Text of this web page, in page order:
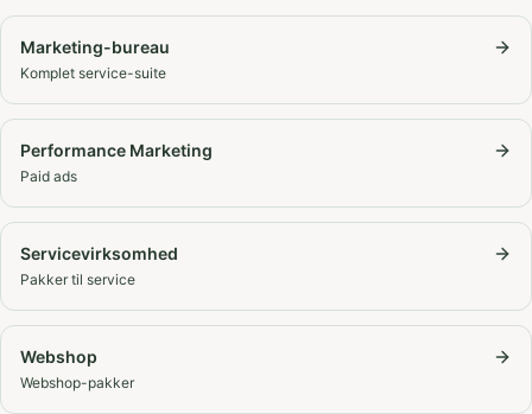
Marketing-bureau
Komplet service-suite
Performance Marketing
Paid ads
Servicevirksomhed
Pakker til service
Webshop
Webshop-pakker